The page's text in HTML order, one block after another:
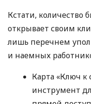
Кстати, количество
открывает своим
лишь перечнем
и наемных
Карта «Ключ к
инструмент